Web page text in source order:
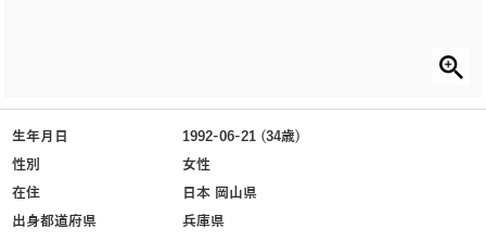
生年月日
1992-06-21 (34歳)
性別
女性
在住
日本 岡山県
出身都道府県
兵庫県